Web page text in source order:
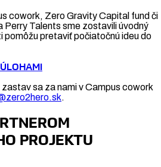
cowork, Zero Gravity Capital fund či
Talents sme zostavili úvodný
pomôžu pretaviť počiatočnú ideu do
sa za nami v Campus cowork
.
PROJEKTU